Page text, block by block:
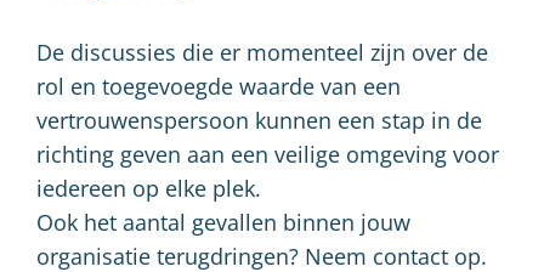
De discussies die er momenteel zijn over de
rol en toegevoegde waarde van een
vertrouwenspersoon kunnen een stap in de
richting geven aan een veilige omgeving voor
iedereen op elke plek.
Ook het aantal gevallen binnen jouw
organisatie terugdringen? Neem contact op.